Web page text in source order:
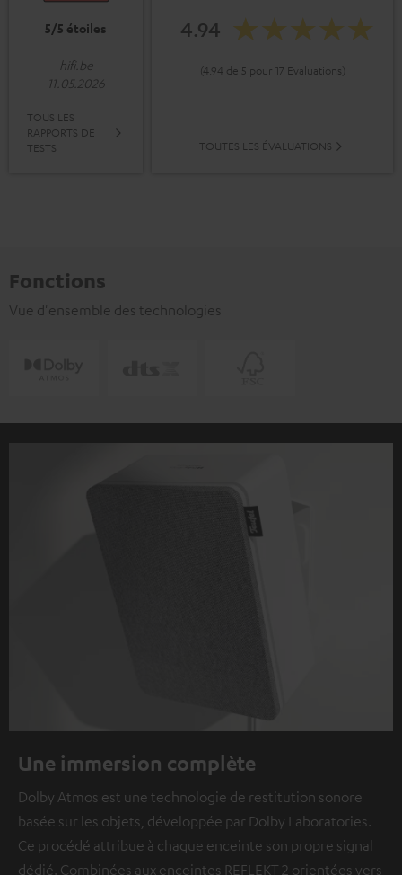
5/5 étoiles
hifi.be
11.05.2026
TOUS LES
RAPPORTS DE
TESTS
4.94
(4.94 de 5 pour 17 Evaluations)
TOUTES LES ÉVALUATIONS
Fonctions
Vue d'ensemble des technologies
Une immersion complète
Dolby Atmos est une technologie de restitution sonore
basée sur les objets, développée par Dolby Laboratories.
Ce procédé attribue à chaque enceinte son propre signal
dédié. Combinées aux enceintes REFLEKT 2 orientées vers